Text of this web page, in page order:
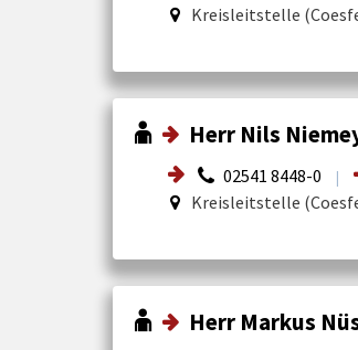
Kreisleitstelle
Herr Nils
02541 8448-0 |
Kreisleitstelle
Herr Markus